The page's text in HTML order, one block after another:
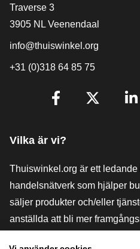
[_General:Contact]
Traverse 3
3905 NL Veenendaal
info@thuiswinkel.org
+31 (0)318 64 85 75
Vilka är vi?
Thuiswinkel.org är ett
handelsnätverk som hjälper
säljer produkter och/eller
anställda att bli mer